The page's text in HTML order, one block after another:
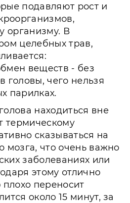
подавляют рост и
организму. В
целебных трав,
веществ - без
головы, чего нельзя
парилках.
находиться вне
термическому
сказываться на
мозга, что очень важно
заболеваниях или
этому отлично
плохо переносит
около 15 минут, за